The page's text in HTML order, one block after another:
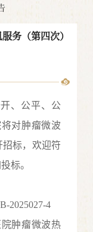
务（第四次）
、公平、公
对肿瘤微波
招标，欢迎符
标。
2025027-4
肿瘤微波热